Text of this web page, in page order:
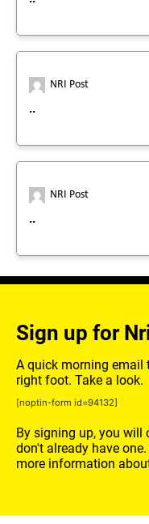
NRI Post
..
NRI Post
..
Sign up for
A quick morning email
right foot. Take a look.
[noptin-form id=94132]
By signing up, you will
don't already have
more information